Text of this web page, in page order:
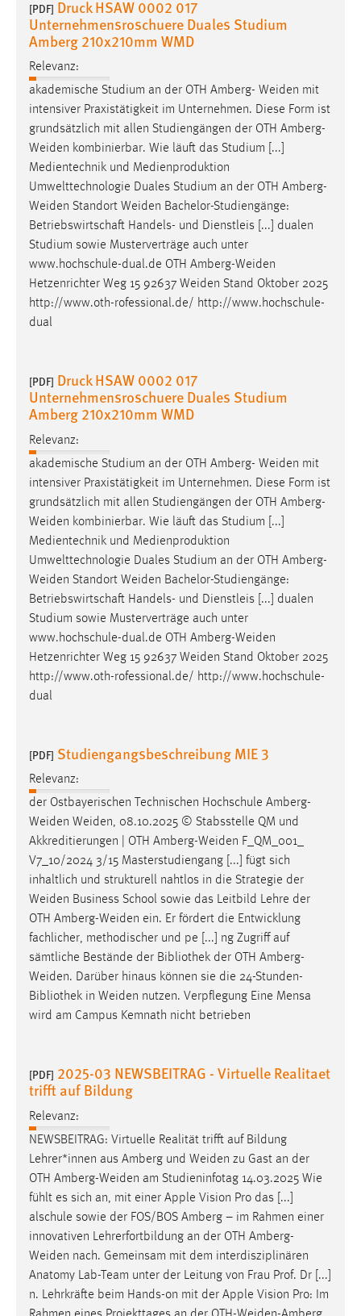
[PDF] Druck HSAW 0002 017
Unternehmensroschuere Duales Studium
Amberg 210x210mm WMD
Relevanz:
akademische Studium an der OTH Amberg- Weiden mit
intensiver Praxistätigkeit im Unternehmen. Diese Form ist
grundsätzlich mit allen Studiengängen der OTH Amberg-
Weiden kombinierbar. Wie läuft das Studium [...]
Medientechnik und Medienproduktion
Umwelttechnologie Duales Studium an der OTH Amberg-
Weiden Standort Weiden Bachelor-Studiengänge:
Betriebswirtschaft Handels- und Dienstleis [...] dualen
Studium sowie Musterverträge auch unter
www.hochschule-dual.de OTH Amberg-Weiden
Hetzenrichter Weg 15 92637 Weiden Stand Oktober 2025
http://www.oth-rofessional.de/ http://www.hochschule-
dual
[PDF] Druck HSAW 0002 017
Unternehmensroschuere Duales Studium
Amberg 210x210mm WMD
Relevanz:
akademische Studium an der OTH Amberg- Weiden mit
intensiver Praxistätigkeit im Unternehmen. Diese Form ist
grundsätzlich mit allen Studiengängen der OTH Amberg-
Weiden kombinierbar. Wie läuft das Studium [...]
Medientechnik und Medienproduktion
Umwelttechnologie Duales Studium an der OTH Amberg-
Weiden Standort Weiden Bachelor-Studiengänge:
Betriebswirtschaft Handels- und Dienstleis [...] dualen
Studium sowie Musterverträge auch unter
www.hochschule-dual.de OTH Amberg-Weiden
Hetzenrichter Weg 15 92637 Weiden Stand Oktober 2025
http://www.oth-rofessional.de/ http://www.hochschule-
dual
[PDF] Studiengangsbeschreibung MIE 3
Relevanz:
der Ostbayerischen Technischen Hochschule Amberg-
Weiden Weiden, 08.10.2025 © Stabsstelle QM und
Akkreditierungen | OTH Amberg-Weiden F_QM_001_
V7_10/2024 3/15 Masterstudiengang [...] fügt sich
inhaltlich und strukturell nahtlos in die Strategie der
Weiden Business School sowie das Leitbild Lehre der
OTH Amberg-Weiden ein. Er fördert die Entwicklung
fachlicher, methodischer und pe [...] ng Zugriff auf
sämtliche Bestände der Bibliothek der OTH Amberg-
Weiden. Darüber hinaus können sie die 24-Stunden-
Bibliothek in Weiden nutzen. Verpflegung Eine Mensa
wird am Campus Kemnath nicht betrieben
[PDF] 2025-03 NEWSBEITRAG - Virtuelle Realitaet
trifft auf Bildung
Relevanz:
NEWSBEITRAG: Virtuelle Realität trifft auf Bildung
Lehrer*innen aus Amberg und Weiden zu Gast an der
OTH Amberg-Weiden am Studieninfotag 14.03.2025 Wie
fühlt es sich an, mit einer Apple Vision Pro das [...]
alschule sowie der FOS/BOS Amberg – im Rahmen einer
innovativen Lehrerfortbildung an der OTH Amberg-
Weiden nach. Gemeinsam mit dem interdisziplinären
Anatomy Lab-Team unter der Leitung von Frau Prof. Dr [...]
n. Lehrkräfte beim Hands-on mit der Apple Vision Pro: Im